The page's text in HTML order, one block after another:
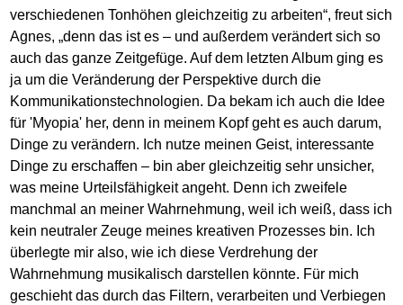
verschiedenen Tonhöhen gleichzeitig zu arbeiten“, freut sich
Agnes, „denn das ist es – und außerdem verändert sich so
auch das ganze Zeitgefüge. Auf dem letzten Album ging es
ja um die Veränderung der Perspektive durch die
Kommunikationstechnologien. Da bekam ich auch die Idee
für 'Myopia' her, denn in meinem Kopf geht es auch darum,
Dinge zu verändern. Ich nutze meinen Geist, interessante
Dinge zu erschaffen – bin aber gleichzeitig sehr unsicher,
was meine Urteilsfähigkeit angeht. Denn ich zweifele
manchmal an meiner Wahrnehmung, weil ich weiß, dass ich
kein neutraler Zeuge meines kreativen Prozesses bin. Ich
überlegte mir also, wie ich diese Verdrehung der
Wahrnehmung musikalisch darstellen könnte. Für mich
geschieht das durch das Filtern, verarbeiten und Verbiegen